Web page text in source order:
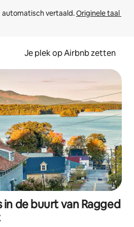
automatisch vertaald. Originele taal
Je plek op Airbnb zetten
de buurt van Ragged